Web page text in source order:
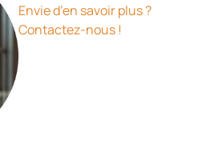
Envie d’en savoir plus ?
Contactez-nous !